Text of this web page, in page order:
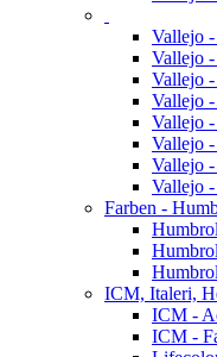
Vallejo -
Vallejo
Vallejo
Vallejo
Vallejo
Vallejo
Vallejo
Vallejo
Farben -
ICM, Italeri,
ICM -
ICM -